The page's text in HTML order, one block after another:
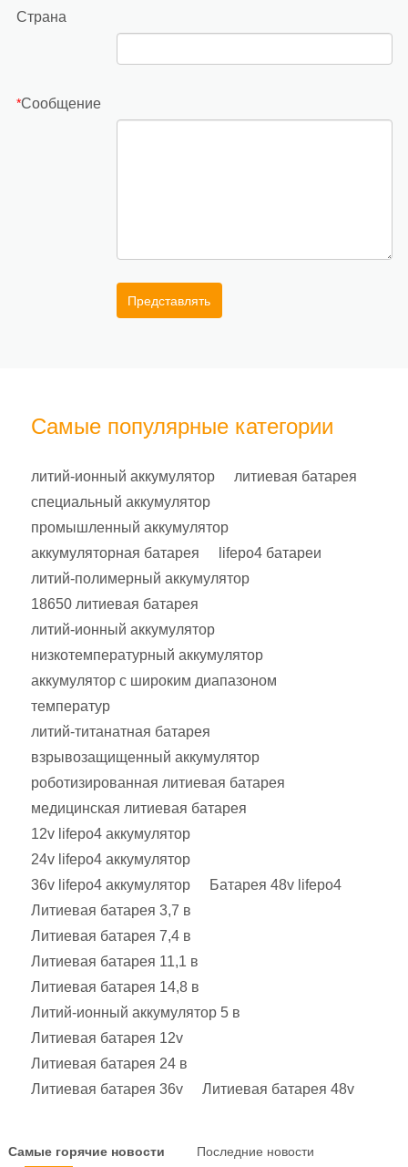
Страна
*Сообщение
Представлять
Самые популярные категории
литий-ионный аккумулятор
литиевая батарея
специальный аккумулятор
промышленный аккумулятор
аккумуляторная батарея
lifepo4 батареи
литий-полимерный аккумулятор
18650 литиевая батарея
литий-ионный аккумулятор
низкотемпературный аккумулятор
аккумулятор с широким диапазоном
температур
литий-титанатная батарея
взрывозащищенный аккумулятор
роботизированная литиевая батарея
медицинская литиевая батарея
12v lifepo4 аккумулятор
24v lifepo4 аккумулятор
36v lifepo4 аккумулятор
Батарея 48v lifepo4
Литиевая батарея 3,7 в
Литиевая батарея 7,4 в
Литиевая батарея 11,1 в
Литиевая батарея 14,8 в
Литий-ионный аккумулятор 5 в
Литиевая батарея 12v
Литиевая батарея 24 в
Литиевая батарея 36v
Литиевая батарея 48v
Самые горячие новости
Последние новости